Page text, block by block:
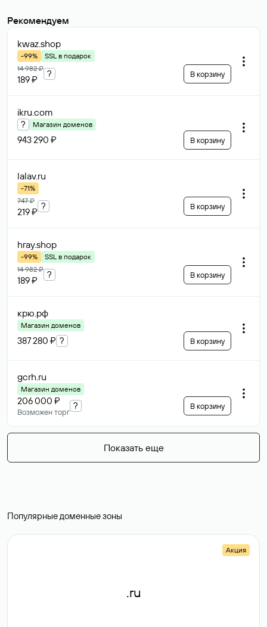
Рекомендуем
kwaz.shop
-99%
SSL в подарок
14 982 ₽
189 ₽
? В корзину
ikru.com
? Магазин доменов
943 290 ₽ В корзину
lalav.ru
-71%
747 ₽
219 ₽
? В корзину
hray.shop
-99%
SSL в подарок
14 982 ₽
189 ₽
? В корзину
крю.рф
Магазин доменов
387 280 ₽ ? В корзину
gcrh.ru
Магазин доменов
206 000 ₽
Возможен торг
? В корзину
Показать еще
Популярные доменные зоны
Акция
.ru